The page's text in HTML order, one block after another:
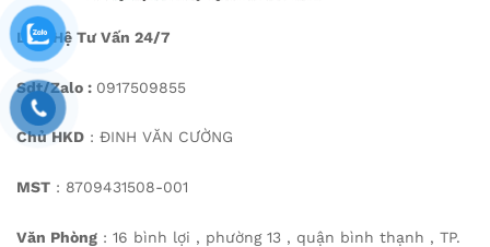
Liên Hệ Tư Vấn 24/7
Sdt/Zalo : 0917509855
Chủ HKD : ĐINH VĂN CƯỜNG
MST : 8709431508-001
Văn Phòng : 16 bình lợi , phường 13 , quận bình thạnh , TP.